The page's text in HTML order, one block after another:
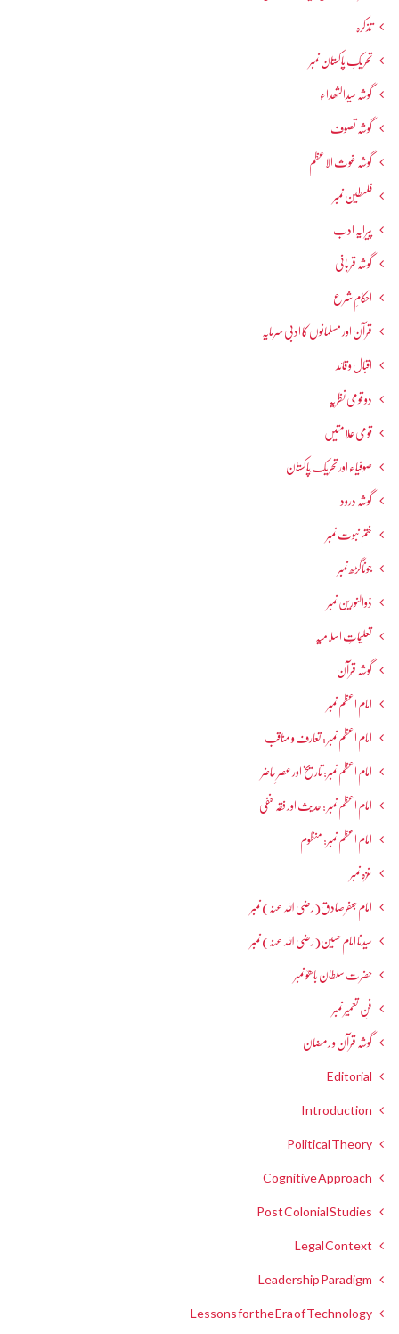
تذکرہ
تحریکِ پاکستان نمبر
گوشہ سیدالشھداء
گوشہ تصوف
گوشہ غوث الاعظم
فلسطین نمبر
پیرایہ ادب
گوشہ قربانی
احکامِ شرع
قرآن اور مسلمانوں کا ادبی سرمایہ
اقبال و قائد
دو قومی نظریہ
قومی علامتیں
صوفیاء اور تحریک ِپاکستان
گوشہ درود
ختم نبوت نمبر
جوناگڑھ نمبر
ذوالنورین نمبر
تعلیماتِ اسلامیہ
گوشہ قرآن
امام اعظم نمبر
امام اعظم نمبر : تعارف و مناقب
امام اعظم نمبر: تاریخ اور عصرِ حاضر
امام اعظم نمبر : حدیث اور فقہ حنفی
امام اعظم نمبر: منظوم
غزہ نمبر
امام جعفرصادق(رضی اللہ عنہ) نمبر
سیدنا امام حسین(رضی اللہ عنہ) نمبر
حضرت سلطان باھوؒ نمبر
فنِ تعمیر نمبر
گوشہ قرآن و رمضان
Editorial
Introduction
Political Theory
Cognitive Approach
Post Colonial Studies
Legal Context
Leadership Paradigm
Lessons for the Era of Technology